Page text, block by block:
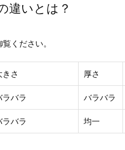
違いとは？
ください。
きさ 厚さ
ラバラ バラバラ
ラバラ 均一